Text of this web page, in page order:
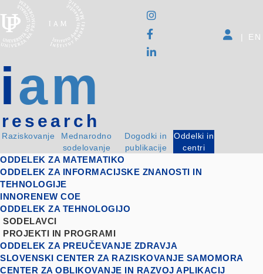
iam
research
Raziskovanje
Mednarodno
sodelovanje
Dogodki in
publikacije
Oddelki in
centri
| EN
ODDELEK ZA MATEMATIKO
ODDELEK ZA INFORMACIJSKE ZNANOSTI IN
TEHNOLOGIJE
INNORENEW COE
ODDELEK ZA TEHNOLOGIJO
SODELAVCI
PROJEKTI IN PROGRAMI
ODDELEK ZA PREUČEVANJE ZDRAVJA
SLOVENSKI CENTER ZA RAZISKOVANJE SAMOMORA
CENTER ZA OBLIKOVANJE IN RAZVOJ APLIKACIJ